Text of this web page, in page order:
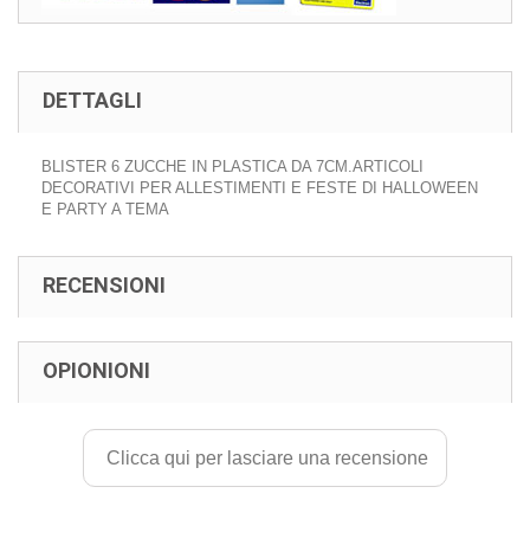
DETTAGLI
BLISTER 6 ZUCCHE IN PLASTICA DA 7CM.ARTICOLI
DECORATIVI PER ALLESTIMENTI E FESTE DI HALLOWEEN
E PARTY A TEMA
RECENSIONI
OPIONIONI
Clicca qui per lasciare una recensione